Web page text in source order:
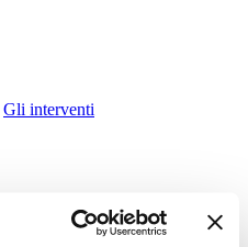
Gli interventi